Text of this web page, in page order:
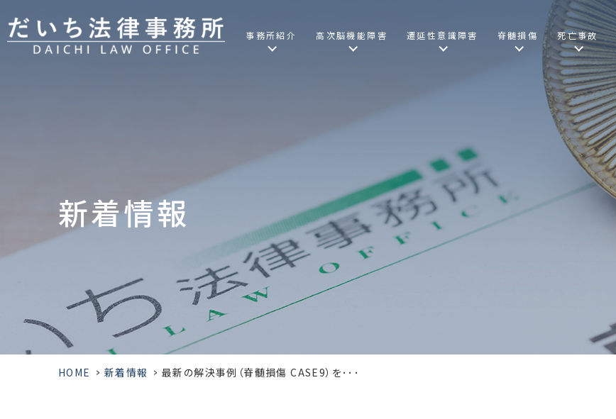
事務所紹介 高次脳機能障害 遷延性意識障害 脊髄損傷 死亡事故
新着情報
HOME > 新着情報 > 最新の解決事例（脊髄損傷 CASE9）を･･･